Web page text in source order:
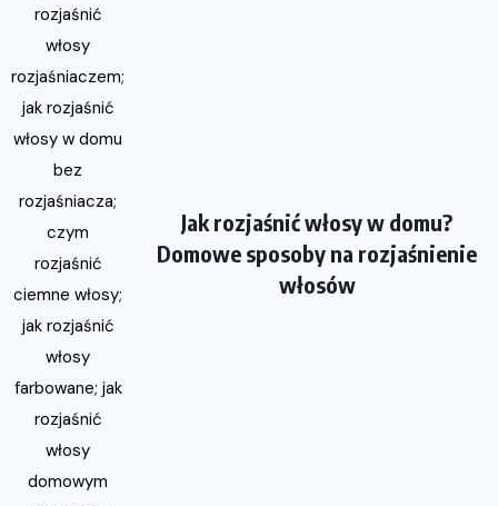
Jak rozjaśnić włosy w domu?
Domowe sposoby na rozjaśnienie
włosów